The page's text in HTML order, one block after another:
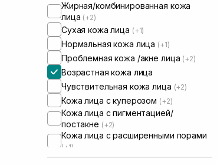
Жирная/комбинированная кожа
лица (+2)
Сухая кожа лица (+1)
Нормальная кожа лица (+1)
Проблемная кожа /акне лица (+2)
Возрастная кожа лица
Чувствительная кожа лица (+2)
Кожа лица с куперозом (+2)
Кожа лица с пигментацией/
постакне (+2)
Кожа лица с расширенными порами
(+1)
Сыворотки от комедонов(+2)